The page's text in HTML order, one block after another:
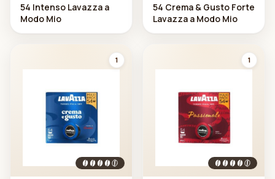
54 Intenso Lavazza a
Modo Mio
54 Crema & Gusto Forte
Lavazza a Modo Mio
1 1